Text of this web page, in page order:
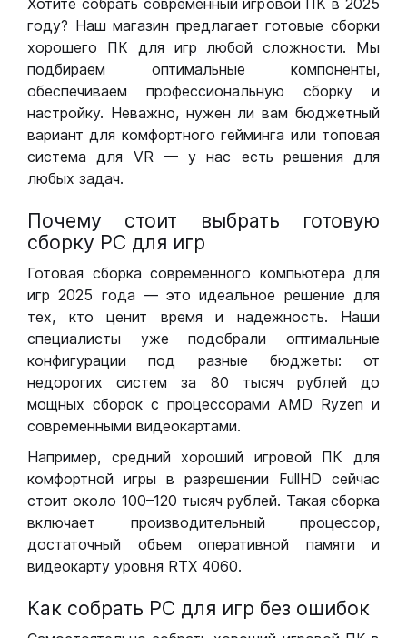
Хотите собрать современный игровой ПК в 2025
году? Наш магазин предлагает готовые сборки
хорошего ПК для игр любой сложности. Мы
подбираем оптимальные компоненты,
обеспечиваем профессиональную сборку и
настройку. Неважно, нужен ли вам бюджетный
вариант для комфортного гейминга или топовая
система для VR — у нас есть решения для
любых задач.
Почему стоит выбрать готовую
сборку РС для игр
Готовая сборка современного компьютера для
игр 2025 года — это идеальное решение для
тех, кто ценит время и надежность. Наши
специалисты уже подобрали оптимальные
конфигурации под разные бюджеты: от
недорогих систем за 80 тысяч рублей до
мощных сборок с процессорами AMD Ryzen и
современными видеокартами.
Например, средний хороший игровой ПК для
комфортной игры в разрешении FullHD сейчас
стоит около 100–120 тысяч рублей. Такая сборка
включает производительный процессор,
достаточный объем оперативной памяти и
видеокарту уровня RTX 4060.
Как собрать РС для игр без ошибок